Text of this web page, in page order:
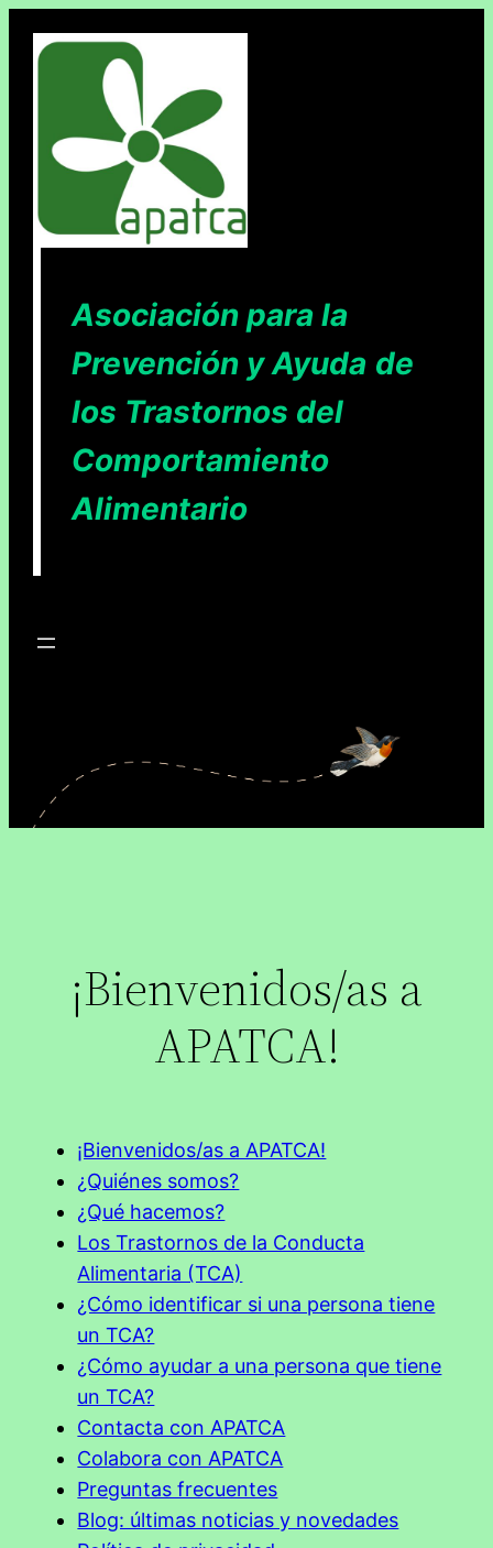
Asociación para la
Prevención y Ayuda de
los Trastornos del
Comportamiento
Alimentario
¡Bienvenidos/as a
APATCA!
¡Bienvenidos/as a APATCA!
¿Quiénes somos?
¿Qué hacemos?
Los Trastornos de la Conducta
Alimentaria (TCA)
¿Cómo identificar si una persona tiene
un TCA?
¿Cómo ayudar a una persona que tiene
un TCA?
Contacta con APATCA
Colabora con APATCA
Preguntas frecuentes
Blog: últimas noticias y novedades